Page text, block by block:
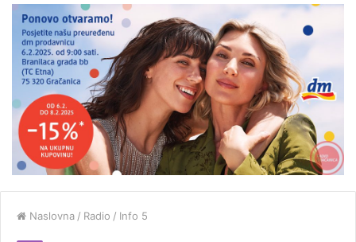
Naslovna / Radio / Info 5